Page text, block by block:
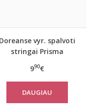
Doreanse vyr. spalvoti
stringai Prisma
990€
DAUGIAU